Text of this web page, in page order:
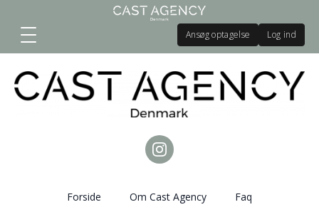
Ansøg optagelse Log ind
Forside Om Cast Agency Faq